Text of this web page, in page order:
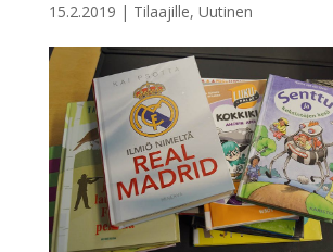
15.2.2019 | Tilaajille, Uutinen